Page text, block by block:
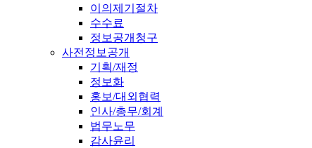
이의제기절차
수수료
정보공개청구
사전정보공개
기획/재정
정보화
홍보/대외협력
인사/총무/회계
법무노무
감사윤리